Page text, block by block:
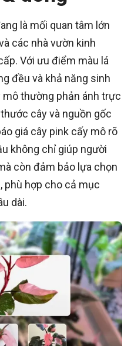
là mối quan tâm lớn
các nhà vườn kinh
Với ưu điểm màu lá
đều và khả năng sinh
thường phản ánh trực
cây và nguồn gốc
giá cây pink cấy mô rõ
không chỉ giúp người
còn đảm bảo lựa chọn
phù hợp cho cả mục
dài.